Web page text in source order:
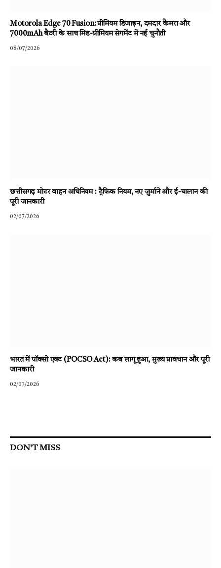
Motorola Edge 70 Fusion: प्रीमियम डिजाइन, दमदार कैमरा और
7000mAh बैटरी के साथ मिड-प्रीमियम सेगमेंट में नई चुनौती
08/07/2026
छत्तीसगढ़ मोटर वाहन अधिनियम : ट्रैफिक नियम, नए जुर्माने और ई-चालान की
पूरी जानकारी
02/07/2026
भारत में पॉक्सो एक्ट (POCSO Act): कब लागू हुआ, मुख्य प्रावधान और पूरी
जानकारी
02/07/2026
DON'T MISS